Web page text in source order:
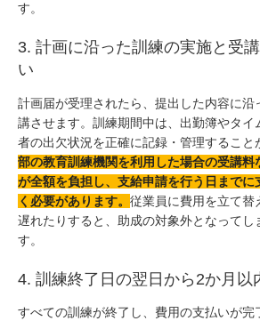
す。
3. 計画に沿った訓練の実施と受
い
計画届が受理されたら、提出した内容に沿
講させます。訓練期間中は、出勤簿やタイ
者の出欠状況を正確に記録・管理すること
部の教育訓練機関を利用した場合の受講料
が全額を負担し、支給申請を行う日までに
く必要があります。 従業員に費用を立て替
遅れたりすると、助成の対象外となってし
す。
4. 訓練終了日の翌日から2か月以
すべての訓練が終了し、費用の支払いが完